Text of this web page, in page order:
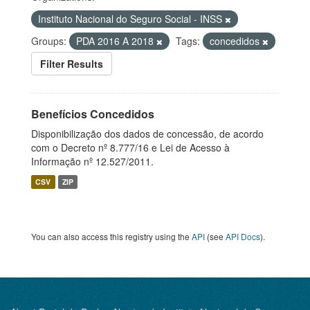
Instituto Nacional do Seguro Social - INSS
Groups:
PDA 2016 A 2018 Tags:
concedidos
Filter Results
Benefícios Concedidos
Disponibilização dos dados de concessão, de acordo
com o Decreto nº 8.777/16 e Lei de Acesso à
Informação nº 12.527/2011.
CSV ZIP
You can also access this registry using the API (see API Docs).